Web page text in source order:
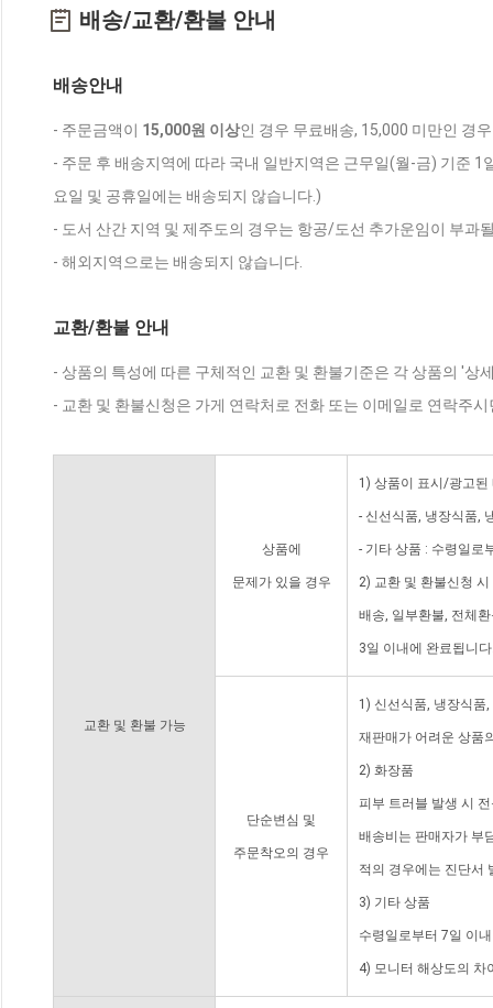
배송/교환/환불 안내
배송안내
- 주문금액이 15,000원 이상인 경우 무료배송, 15,000 미만인 경
- 주문 후 배송지역에 따라 국내 일반지역은 근무일(월-금) 기준
요일 및 공휴일에는 배송되지 않습니다.)
- 도서 산간 지역 및 제주도의 경우는 항공/도선 추가운임이 부과
- 해외지역으로는 배송되지 않습니다.
교환/환불 안내
- 상품의 특성에 따른 구체적인 교환 및 환불기준은 각 상품의 '상
- 교환 및 환불신청은 가게 연락처로 전화 또는 이메일로 연락주
교환 및 환불 가능
상품에
문제가 있을 경우
1) 상품이 표시/광고된
- 신선식품, 냉장식품,
- 기타 상품 : 수령일로
2) 교환 및 환불신청
배송, 일부환불, 전체
3일 이내에 완료됩니
단순변심 및
주문착오의 경우
1) 신선식품, 냉장식품
재판매가 어려운 상품
2) 화장품
피부 트러블 발생 시
배송비는 판매자가 부
적의 경우에는 진단서
3) 기타 상품
수령일로부터 7일 이
4) 모니터 해상도의 차